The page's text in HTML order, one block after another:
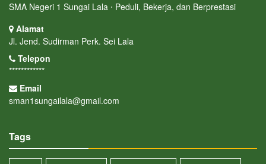
SMA Negeri 1 Sungai Lala ⋅ Peduli, Bekerja, dan Berprestasi
Alamat
Jl. Jend. Sudirman Perk. Sei Lala
Telepon
************
Email
sman1sungailala@gmail.com
Tags